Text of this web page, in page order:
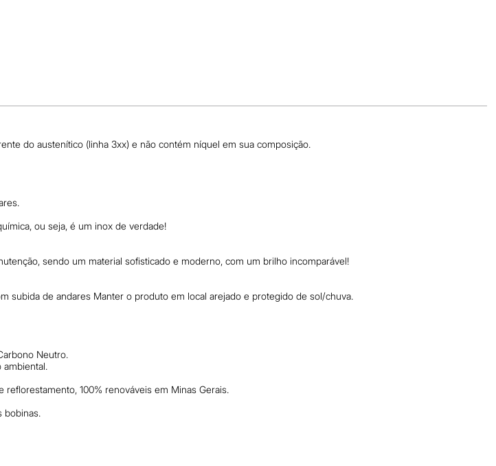
do austenítico (linha 3xx) e não contém níquel em sua composição.
ou seja, é um inox de verdade!
sendo um material sofisticado e moderno, com um brilho incomparável!
subida de andares Manter o produto em local arejado e protegido de sol/chuva.
Neutro.
100% renováveis em Minas Gerais.
bobinas.